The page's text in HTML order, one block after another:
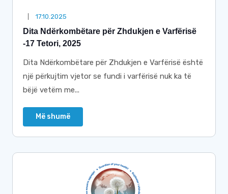
17.10.2025
Dita Ndërkombëtare për Zhdukjen e Varfërisë
-17 Tetori, 2025
Dita Ndërkombëtare për Zhdukjen e Varfërisë është
një përkujtim vjetor se fundi i varfërisë nuk ka të
bëjë vetëm me...
Më shumë